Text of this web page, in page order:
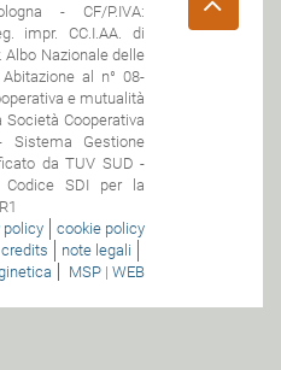
- CF/P.IVA:
impr. CC.I.AA. di
Albo Nazionale delle
al n° 08-
e mutualità
Società Cooperativa
Sistema Gestione
da TUV SUD -
Codice SDI per la
cookie policy
policy
note legali
credits
MSP | WEB